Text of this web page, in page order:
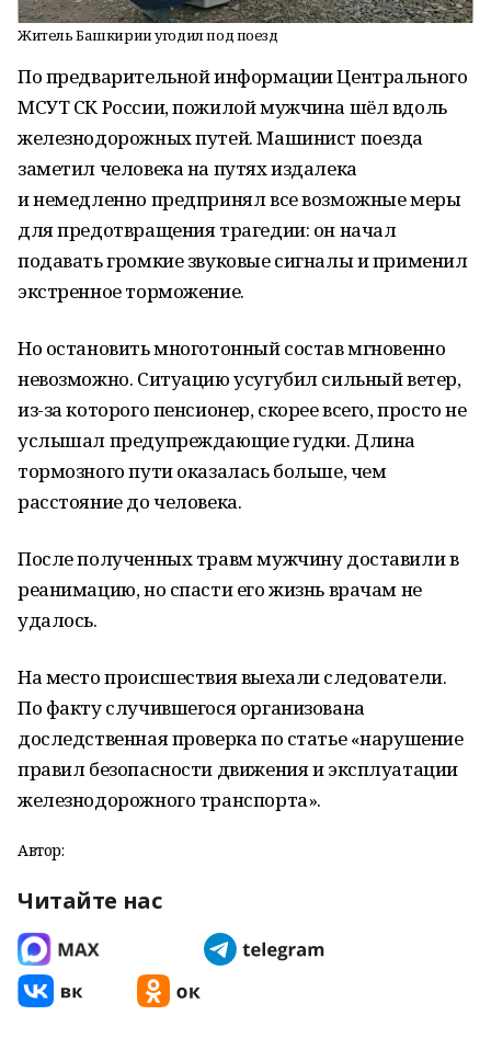
Житель Башкирии угодил под поезд
По предварительной информации Центрального
МСУТ СК России, пожилой мужчина шёл вдоль
железнодорожных путей. Машинист поезда
заметил человека на путях издалека
и немедленно предпринял все возможные меры
для предотвращения трагедии: он начал
подавать громкие звуковые сигналы и применил
экстренное торможение.
Но остановить многотонный состав мгновенно
невозможно. Ситуацию усугубил сильный ветер,
из-за которого пенсионер, скорее всего, просто не
услышал предупреждающие гудки. Длина
тормозного пути оказалась больше, чем
расстояние до человека.
После полученных травм мужчину доставили в
реанимацию, но спасти его жизнь врачам не
удалось.
На место происшествия выехали следователи.
По факту случившегося организована
доследственная проверка по статье «нарушение
правил безопасности движения и эксплуатации
железнодорожного транспорта».
Автор:
Читайте нас